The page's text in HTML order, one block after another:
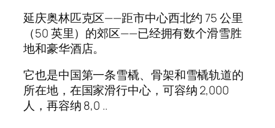
延庆奥林匹克区——距市中心西北约 75 公里
（50 英里）的郊区——已经拥有数个滑雪胜
地和豪华酒店。
它也是中国第一条雪橇、骨架和雪橇轨道的
所在地，在国家滑行中心，可容纳 2,000
人，再容纳 8,0 ..